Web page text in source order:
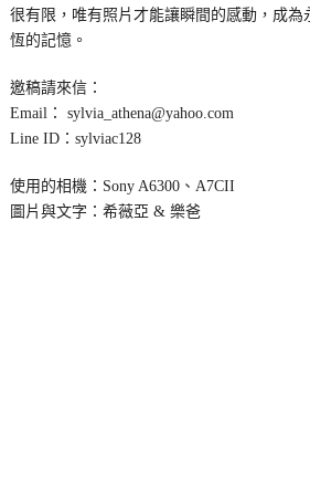
很有限，唯有照片才能讓瞬間的感動，成為
恆的記憶。
邀稿請來信：
Email：
sylvia_athena@yahoo.com
Line ID：sylviac128
使用的相機：Sony A6300、A7CII
圖片與文字：希薇亞 & 樂爸